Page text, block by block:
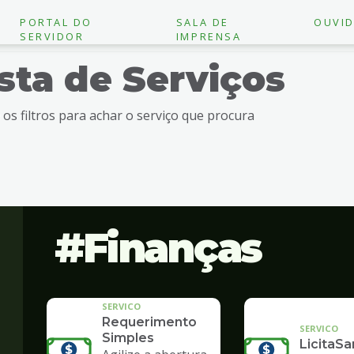
PORTAL DO
SERVIDOR
SALA DE
IMPRENSA
de Serviços
os filtros para achar o serviço que procura
Finanças
SERVICO
Requerimento
Simples
SERVICO